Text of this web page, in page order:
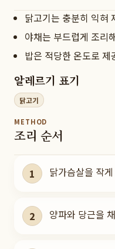
닭고기는 충분히 익혀
야채는 부드럽게 조리
밥은 적당한 온도로 제
알레르기 표기
닭고기
METHOD
조리 순서
1 닭가슴살을 작
2 양파와 당근을